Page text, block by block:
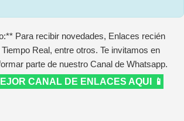
Para recibir novedades, Enlaces recién
Real, entre otros. Te invitamos en
parte de nuestro Canal de Whatsapp.
CANAL DE ENLACES AQUI 📱